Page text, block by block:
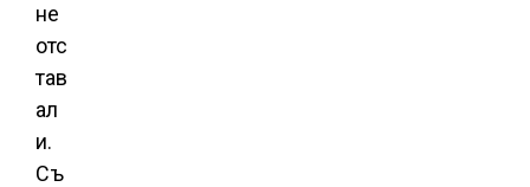
не
отс
тав
ал
и.
Съ